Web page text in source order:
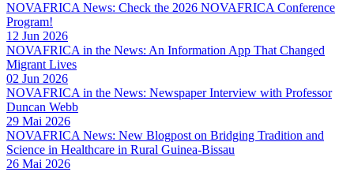
NOVAFRICA News: Check the 2026 NOVAFRICA Conference
Program!
12 Jun 2026
NOVAFRICA in the News: An Information App That Changed
Migrant Lives
02 Jun 2026
NOVAFRICA in the News: Newspaper Interview with Professor
Duncan Webb
29 Mai 2026
NOVAFRICA News: New Blogpost on Bridging Tradition and
Science in Healthcare in Rural Guinea-Bissau
26 Mai 2026